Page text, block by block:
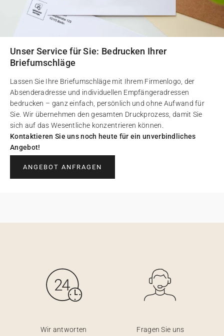
Unser Service für Sie: Bedrucken Ihrer
Briefumschläge
Lassen Sie Ihre Briefumschläge mit Ihrem Firmenlogo, der
Absenderadresse und individuellen Empfängeradressen
bedrucken – ganz einfach, persönlich und ohne Aufwand für
Sie. Wir übernehmen den gesamten Druckprozess, damit Sie
sich auf das Wesentliche konzentrieren können.
Kontaktieren Sie uns noch heute für ein unverbindliches
Angebot!
ANGEBOT ANFRAGEN
Wir antworten
Fragen Sie uns